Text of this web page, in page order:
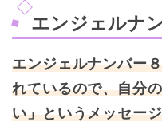
エンジェルナ
エンジェルナンバー
れているので、自分
い」というメッセー